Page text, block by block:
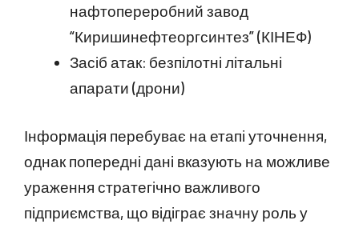
нафтопереробний завод
“Киришинефтеоргсинтез” (КІНЕФ)
Засіб атак: безпілотні літальні
апарати (дрони)
Інформація перебуває на етапі уточнення,
однак попередні дані вказують на можливе
ураження стратегічно важливого
підприємства, що відіграє значну роль у